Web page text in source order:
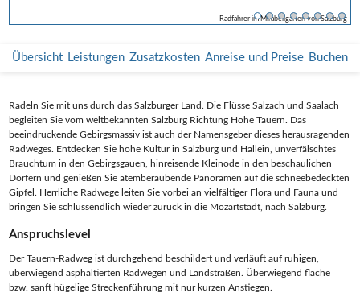
Radfahrer im Mirabellgarten von Salzburg
Kleine Holzhütte
Nationalpark Hohe Tauern
Radfahrer am Tauern-Radweg
Krimmler Wasserfälle
Brunnen
Radweg in Salzburg
Radfahrer in Salzburg
Übersicht Leistungen Zusatzkosten Anreise und Preise Buchen
Radeln Sie mit uns durch das Salzburger Land. Die Flüsse Salzach und Saalach
begleiten Sie vom weltbekannten Salzburg Richtung Hohe Tauern. Das
beeindruckende Gebirgsmassiv ist auch der Namensgeber dieses herausragenden
Radweges. Entdecken Sie hohe Kultur in Salzburg und Hallein, unverfälschtes
Brauchtum in den Gebirgsgauen, hinreisende Kleinode in den beschaulichen
Dörfern und genießen Sie atemberaubende Panoramen auf die schneebedeckten
Gipfel. Herrliche Radwege leiten Sie vorbei an vielfältiger Flora und Fauna und
bringen Sie schlussendlich wieder zurück in die Mozartstadt, nach Salzburg.
Anspruchslevel
Der Tauern-Radweg ist durchgehend beschildert und verläuft auf ruhigen,
überwiegend asphaltierten Radwegen und Landstraßen. Überwiegend flache
bzw. sanft hügelige Streckenführung mit nur kurzen Anstiegen.